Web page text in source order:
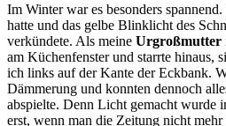
Im Winter war es besonders
hatte und das gelbe Blinklicht des
verkündete. Als meine Urgroßmutter
am Küchenfenster und starrte hinaus,
ich links auf der Kante der Eckbank.
Dämmerung und konnten dennoch
abspielte. Denn Licht gemacht wurde
erst, wenn man die Zeitung nicht